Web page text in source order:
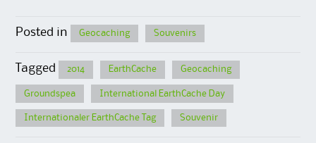
Posted in Geocaching Souvenirs
Tagged 2014 EarthCache Geocaching
Groundspea International EarthCache Day
Internationaler EarthCache Tag Souvenir